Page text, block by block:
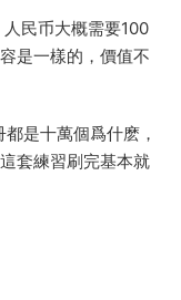
民币大概需要100
是一樣的，價值不
是十萬個爲什麽，
套練習刷完基本就